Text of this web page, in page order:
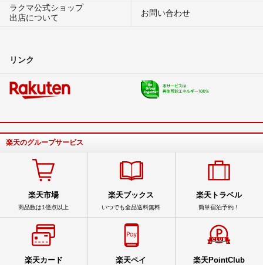
ラクマ公式ショップ
出店について
お問い合わせ
リンク
楽天のグループサービス
楽天市場
商品数は1億点以上
楽天ブックス
いつでも全品送料無料
楽天トラベル
簡単宿泊予約！
楽天カード 楽天ペイ 楽天PointClub